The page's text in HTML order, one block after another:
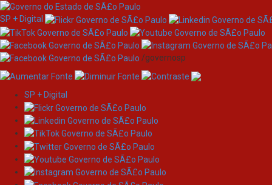
Skip
navigation
SP + Digital
/governosp
SP + Digital
Search